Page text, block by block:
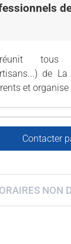
tous
de
et
Contacter
NON